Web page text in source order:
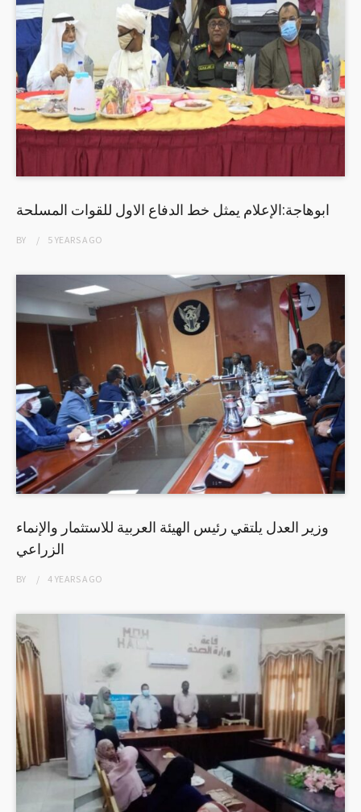
ابوهاجة:الإعلام يمثل خط الدفاع الاول للقوات المسلحة
BY 5 YEARSAGO
وزير العدل يلتقي رئيس الهيئة العربية للاستثمار والإنماء
الزراعي
BY 4 YEARSAGO